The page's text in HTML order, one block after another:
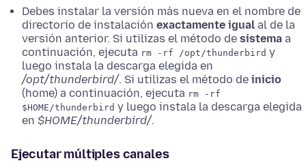
Debes instalar la versión más nueva en el nombre de
directorio de instalación exactamente igual al de la
versión anterior. Si utilizas el método de sistema a
continuación, ejecuta rm -rf /opt/thunderbird y
luego instala la descarga elegida en
/opt/thunderbird/. Si utilizas el método de inicio
(home) a continuación, ejecuta rm -rf
$HOME/thunderbird y luego instala la descarga elegida
en $HOME/thunderbird/.
Ejecutar múltiples canales